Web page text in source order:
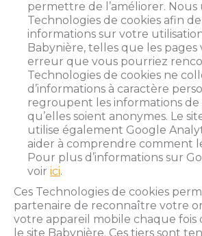
permettre de l’améliorer. Nous
Technologies de cookies afin
informations sur votre
Babynière, telles que les
erreur que vous pourriez
Technologies de cookies ne
d’informations à caractère
regroupent les informations de
qu’elles soient anonymes. Le
utilise également Google
aider à comprendre comment
Pour plus d’informations sur
voir ici.
Ces Technologies de cookies
partenaire de reconnaître votre
votre appareil mobile chaque fois
le site Babynière. Ces tiers sont